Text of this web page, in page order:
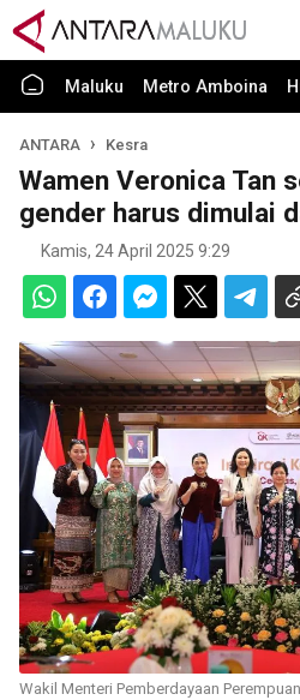
Maluku Metro Amboina
ANTARA Kesra
Wamen Veronica Tan
gender harus dimulai
Kamis, 24 April 2025 9:29
Wakil Menteri Pemberdayaan